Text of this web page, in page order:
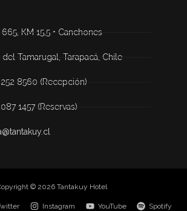
KM 15,5 • Canchones
del Tamarugal, Tarapacá, Chile
8560 (Recepción)
1457 (Reservas)
© 2026 Tantakuy Hotel
Instagram YouTube Spotify